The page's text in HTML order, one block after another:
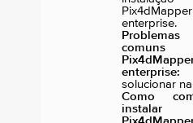
Pix4dMapper
enterprise.
enterprise:
solucionar
Como